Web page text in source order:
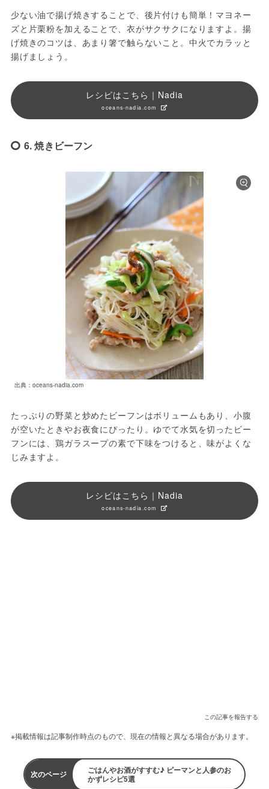
少ない油で揚げ焼きすることで、後片付けも簡単！マヨネー
ズと片栗粉を加えることで、衣がサクサクになりますよ。揚
げ焼きのコツは、あまり箸で触らないこと。中火でカラッと
揚げましょう。
レシピはこちら｜Nadia
oceans-nadia.com
6. 焼きビーフン
出典：oceans-nadia.com
たっぷりの野菜と炒めたビーフンはボリュームもあり、小腹
が空いたときやお夜食にぴったり。ゆでて水気を切ったビー
フンには、鶏ガラスープの素で下味をつけると、味がよくな
じみますよ。
レシピはこちら｜Nadia
oceans-nadia.com
この記事を報告する
※掲載情報は記事制作時点のもので、現在の情報と異なる場合があります。
次のページ
ごはんやお酒がすすむ♪ ピーマンと人参のお
かずレシピ5選